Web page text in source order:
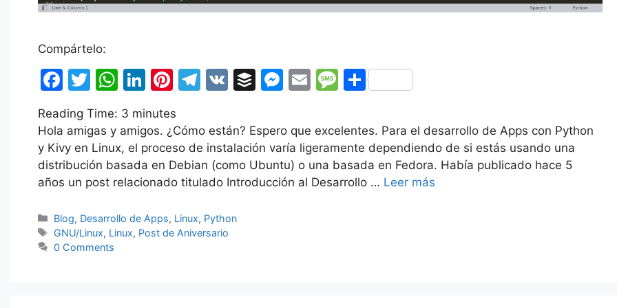
Compártelo:
F
c
e
b
o
o
k
T
itt
er
W
at
s
A
p
p
Li
k
e
dI
n
Pi
er
e
st
T
e
gr
a
m
V
B
fe
r
M
s
s
e
n
E
ai
l
M
s
s
a
g
C
m
p
ar
tir
Reading Time: 3 minutes
Hola amigas y amigos. ¿Cómo están? Espero que excelentes. Para el desarrollo de Apps con Python
y Kivy en Linux, el proceso de instalación varía ligeramente dependiendo de si estás usando una
distribución basada en Debian (como Ubuntu) o una basada en Fedora. Había publicado hace 5
años un post relacionado titulado Introducción al Desarrollo … Leer más
Categorías
Blog, Desarrollo de Apps, Linux, Python
Etiquetas
GNU/Linux, Linux, Post de Aniversario
0 Comments